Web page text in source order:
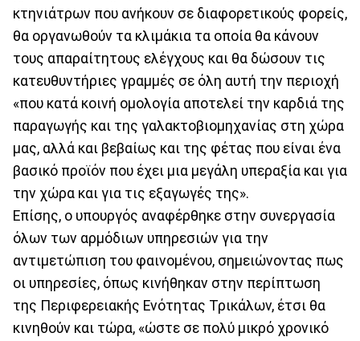
κτηνιάτρων που ανήκουν σε διαφορετικούς φορείς,
θα οργανωθούν τα κλιμάκια τα οποία θα κάνουν
τους απαραίτητους ελέγχους και θα δώσουν τις
κατευθυντήριες γραμμές σε όλη αυτή την περιοχή
«που κατά κοινή ομολογία αποτελεί την καρδιά της
παραγωγής και της γαλακτοβιομηχανίας στη χώρα
μας, αλλά και βεβαίως και της φέτας που είναι ένα
βασικό προϊόν που έχει μια μεγάλη υπεραξία και για
την χώρα και για τις εξαγωγές της».
Επίσης, ο υπουργός αναφέρθηκε στην συνεργασία
όλων των αρμόδιων υπηρεσιών για την
αντιμετώπιση του φαινομένου, σημειώνοντας πως
οι υπηρεσίες, όπως κινήθηκαν στην περίπτωση
της Περιφερειακής Ενότητας Τρικάλων, έτσι θα
κινηθούν και τώρα, «ώστε σε πολύ μικρό χρονικό